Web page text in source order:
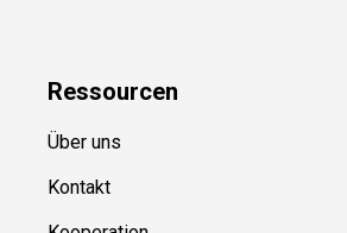
Ressourcen
Über uns
Kontakt